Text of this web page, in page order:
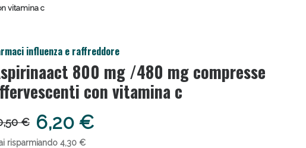
vitamina c
influenza e raffreddore
800 mg /480 mg compresse
con vitamina c
€ 6,20 €
risparmiando 4,30 €
e Fanghi: Sconto fino al 40% valido oggi!